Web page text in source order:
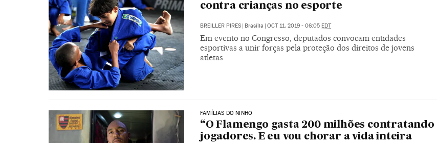
contra crianças no esporte
BREILLER PIRES | Brasília | OCT 11, 2019 - 06:05 EDT
Em evento no Congresso, deputados convocam entidades
esportivas a unir forças pela proteção dos direitos de jovens
atletas
FAMÍLIAS DO NINHO
“O Flamengo gasta 200 milhões contratando
jogadores. E eu vou chorar a vida inteira